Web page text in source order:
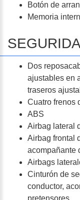
Botón de
Memoria
Dos
ajustables en
traseros
Cuatro frenos
ABS
Airbag lateral
Airbag frontal
acompañante
Airbags
Cinturón de
conductor,